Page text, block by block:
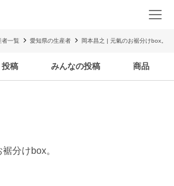
者一覧 愛知県の生産者 岡本昌之 | 元氣のお裾分けbox。
投稿 みんなの投稿 商品
分けbox。